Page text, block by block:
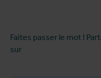
Faites passer le mot !
sur